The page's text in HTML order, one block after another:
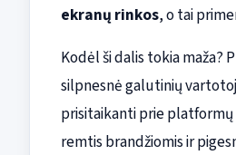
ekranų rinkos, o tai
Kodėl ši dalis tokia maža?
silpnesnė galutinių
prisitaikanti prie platformų
remtis brandžiomis ir